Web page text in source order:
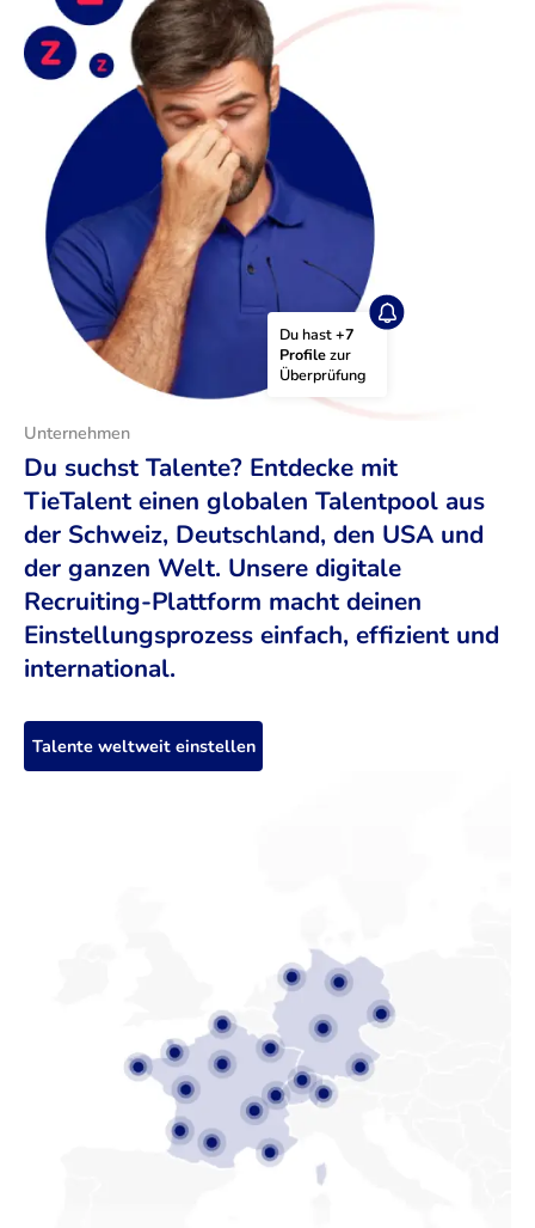
Du hast +7
Profile zur
Überprüfung
Unternehmen
Du suchst Talente? Entdecke mit
TieTalent einen globalen Talentpool aus
der Schweiz, Deutschland, den USA und
der ganzen Welt. Unsere digitale
Recruiting-Plattform macht deinen
Einstellungsprozess einfach, effizient und
international.
Talente weltweit einstellen